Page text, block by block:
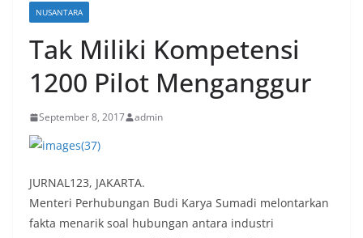
NUSANTARA
Tak Miliki Kompetensi
1200 Pilot Menganggur
September 8, 2017 admin
JURNAL123, JAKARTA.
Menteri Perhubungan Budi Karya Sumadi melontarkan
fakta menarik soal hubungan antara industri